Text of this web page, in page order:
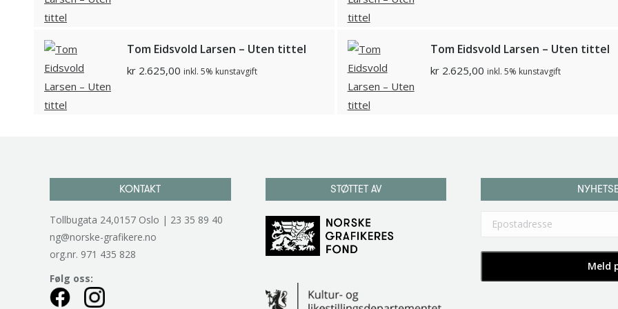
Tom Eidsvold Larsen – Uten tittel
kr 2.625,00 inkl. 5% kunstavgift
Tom Eidsvold Larsen – Uten tittel
kr2.625,00 inkl. 5% kunstavgift
KONTAKT
Tollbugata 24,0157 Oslo | 23 35 89 40
ng@norske-grafikere.no
org.nr. 971 435 828
Følg oss:
STØTTET AV